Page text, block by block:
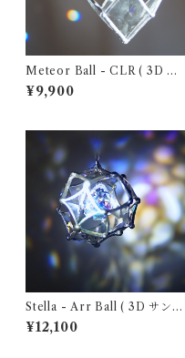
Meteor Ball - CLR ( 3D サ
ンキャッチャー )
¥9,900
Stella - Arr Ball ( 3D サンキ
ャッチャー )
¥12,100